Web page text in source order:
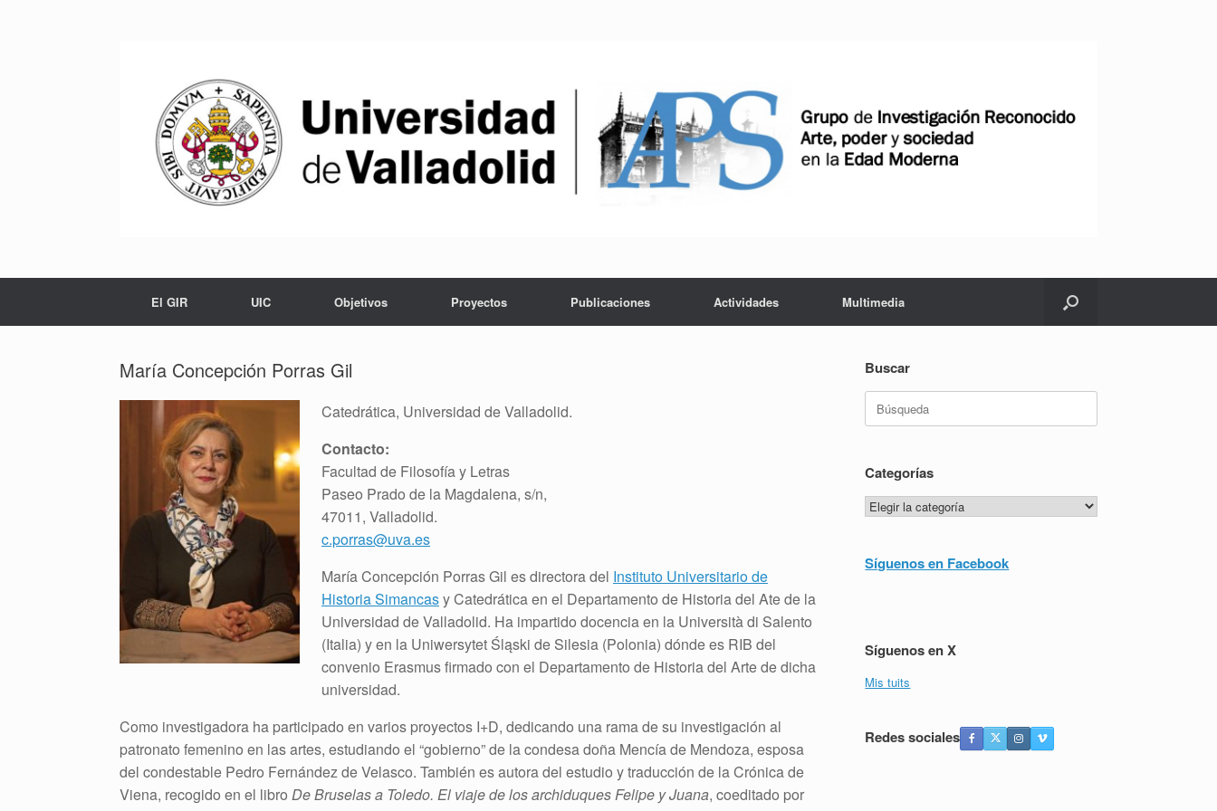
El GIR UIC Objetivos Proyectos Publicaciones Actividades Multimedia
María Concepción Porras Gil
Catedrática, Universidad de Valladolid.
Contacto:
Facultad de Filosofía y Letras
Paseo Prado de la Magdalena, s/n,
47011, Valladolid.
c.porras@uva.es
María Concepción Porras Gil es directora del Instituto Universitario de
Historia Simancasy Catedrática en el Departamento de Historia del Ate de la
Universidad de Valladolid. Ha impartido docencia en la Università di Salento
(Italia) y en la Uniwersytet Śląski de Silesia (Polonia) dónde es RIB del
convenio Erasmus firmado con el Departamento de Historia del Arte de dicha
universidad.
Como investigadora ha participado en varios proyectos I+D, dedicando una rama de su investigación al
patronato femenino en las artes, estudiando el “gobierno” de la condesa doña Mencía de Mendoza, esposa
del condestable Pedro Fernández de Velasco. También es autora del estudio y traducción de la Crónica de
Viena, recogido en el libro De Bruselas a Toledo. El viaje de los archiduques Felipe y Juana, coeditado por
Buscar
Buscar:
Categorías
Categorías
Síguenos en Facebook
Síguenos en X
Mis tuits
Redes sociales